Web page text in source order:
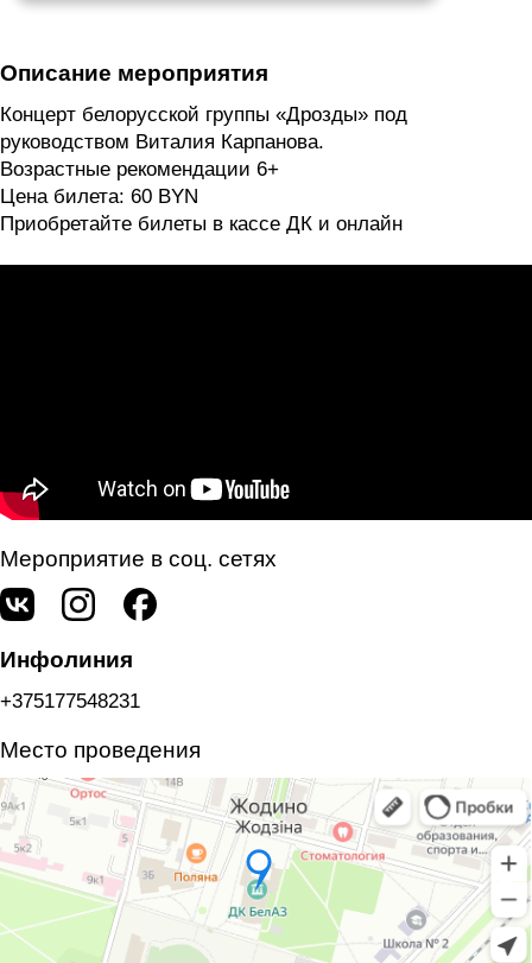
Описание мероприятия
Концерт белорусской группы «Дрозды» под
руководством Виталия Карпанова.
Возрастные рекомендации 6+
Цена билета: 60 BYN
Приобретайте билеты в кассе ДК и онлайн
Мероприятие в соц. сетях
Инфолиния
+375177548231
Место проведения